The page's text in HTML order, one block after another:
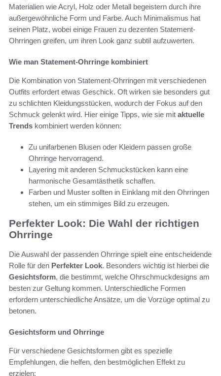
Materialien wie Acryl, Holz oder Metall begeistern durch ihre
außergewöhnliche Form und Farbe. Auch Minimalismus hat
seinen Platz, wobei einige Frauen zu dezenten Statement-
Ohrringen greifen, um ihren Look ganz subtil aufzuwerten.
Wie man Statement-Ohrringe kombiniert
Die Kombination von Statement-Ohrringen mit verschiedenen
Outfits erfordert etwas Geschick. Oft wirken sie besonders gut
zu schlichten Kleidungsstücken, wodurch der Fokus auf den
Schmuck gelenkt wird. Hier einige Tipps, wie sie mit aktuelle
Trends kombiniert werden können:
Zu unifarbenen Blusen oder Kleidern passen große
Ohrringe hervorragend.
Layering mit anderen Schmuckstücken kann eine
harmonische Gesamtästhetik schaffen.
Farben und Muster sollten in Einklang mit den Ohrringen
stehen, um ein stimmiges Bild zu erzeugen.
Perfekter Look: Die Wahl der richtigen
Ohrringe
Die Auswahl der passenden Ohrringe spielt eine entscheidende
Rolle für den Perfekter Look. Besonders wichtig ist hierbei die
Gesichtsform, die bestimmt, welche Ohrschmuckdesigns am
besten zur Geltung kommen. Unterschiedliche Formen
erfordern unterschiedliche Ansätze, um die Vorzüge optimal zu
betonen.
Gesichtsform und Ohrringe
Für verschiedene Gesichtsformen gibt es spezielle
Empfehlungen, die helfen, den bestmöglichen Effekt zu
erzielen: